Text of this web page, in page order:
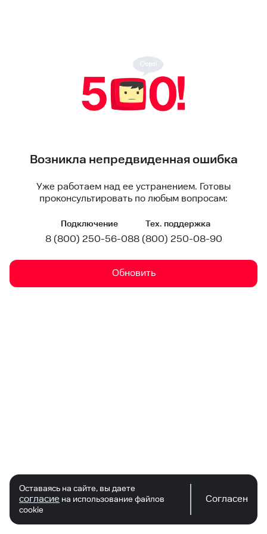
Возникла непредвиденная ошибка
Уже работаем над ее устранением. Готовы
проконсультировать по любым вопросам:
Подключение
8 (800) 250-56-08
Тех. поддержка
8 (800) 250-08-90
Обновить
Оставаясь на сайте, вы даете
согласие на использование файлов
cookie
Согласен